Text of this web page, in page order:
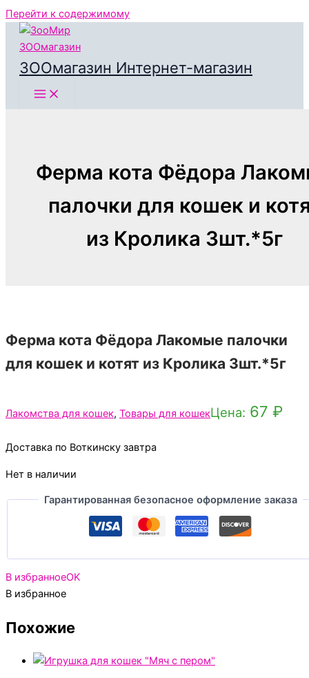
Перейти к содержимому
ЗООмагазин Интернет-магазин
Ферма кота Фёдора
палочки для кошек и
из Кролика 3шт.*5г
Ферма кота Фёдора Лакомые палочки
для кошек и котят из Кролика 3шт.*5г
Лакомства для кошек, Товары для кошекЦена: 67 ₽
Доставка по Воткинску завтра
Нет в наличии
Гарантированная безопасное оформление заказа
В избранноеOK
В избранное
Похожие